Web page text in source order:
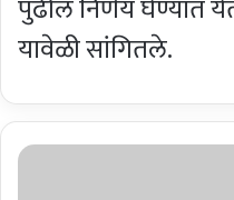
पुढील निर्णय घेण्यात
यावेळी सांगितले.
पुणे